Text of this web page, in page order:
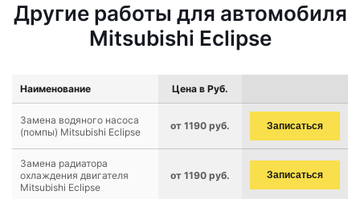
Другие работы для автомобиля
Mitsubishi Eclipse
Наименование Цена в Руб.
Замена водяного насоса
(помпы) Mitsubishi Eclipse
от 1190 руб. Записаться
Замена радиатора
охлаждения двигателя
Mitsubishi Eclipse
от 1190 руб. Записаться